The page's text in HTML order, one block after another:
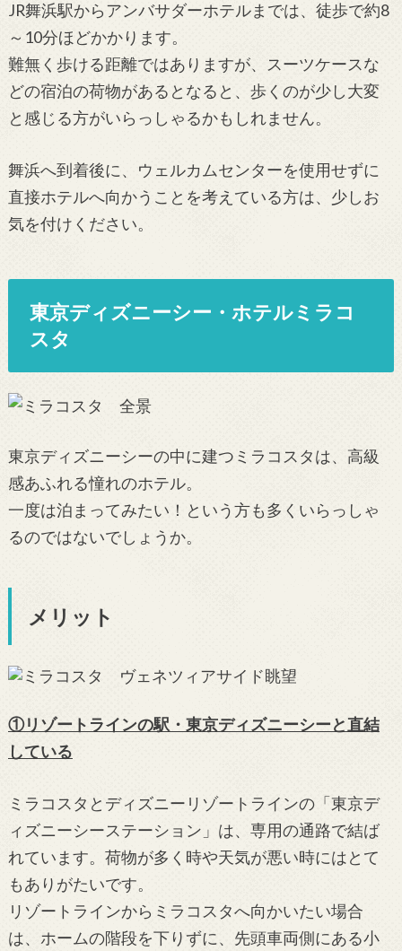
JR舞浜駅からアンバサダーホテルまでは、徒歩で約8
～10分ほどかかります。
難無く歩ける距離ではありますが、スーツケースな
どの宿泊の荷物があるとなると、歩くのが少し大変
と感じる方がいらっしゃるかもしれません。
舞浜へ到着後に、ウェルカムセンターを使用せずに
直接ホテルへ向かうことを考えている方は、少しお
気を付けください。
東京ディズニーシー・ホテルミラコ
スタ
東京ディズニーシーの中に建つミラコスタは、高級
感あふれる憧れのホテル。
一度は泊まってみたい！という方も多くいらっしゃ
るのではないでしょうか。
メリット
①リゾートラインの駅・東京ディズニーシーと直結
している
ミラコスタとディズニーリゾートラインの「東京デ
ィズニーシーステーション」は、専用の通路で結ば
れています。荷物が多く時や天気が悪い時にはとて
もありがたいです。
リゾートラインからミラコスタへ向かいたい場合
は、ホームの階段を下りずに、先頭車両側にある小